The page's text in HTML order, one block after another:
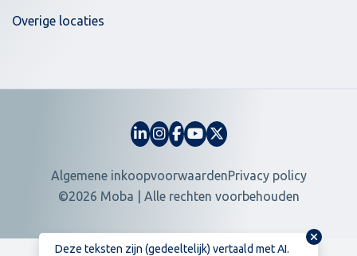
Deze teksten zijn (gedeeltelijk) vertaald met AI.
Overige locaties
Algemene inkoopvoorwaardenPrivacy policy
©2026 Moba | Alle rechten voorbehouden